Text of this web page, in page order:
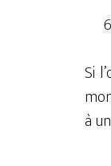
Si
à